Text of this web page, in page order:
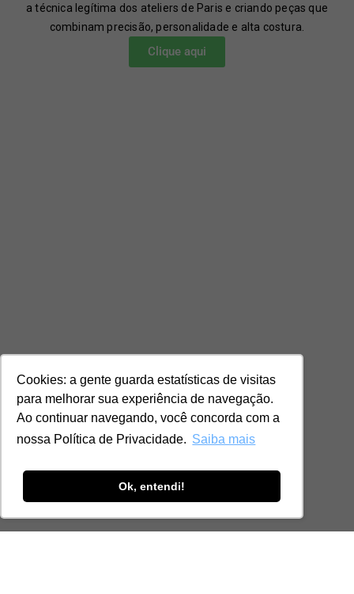
Cookies: a gente guarda estatísticas de visitas
para melhorar sua experiência de navegação.
Ao continuar navegando, você concorda com a
nossa Política de Privacidade. Saiba mais
Ok, entendi!
a técnica legítima dos ateliers de Paris e criando peças que
combinam precisão, personalidade e alta costura.
Clique aqui